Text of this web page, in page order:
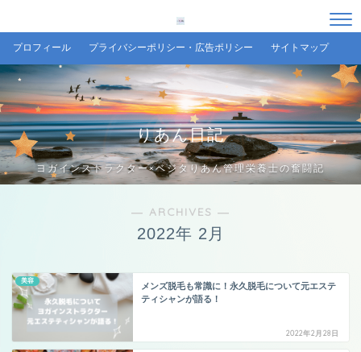
プロフィール プライバシーポリシー・広告ポリシー サイトマップ
りあん日記
ヨガインストラクター×ベジタりあん管理栄養士の奮闘記
― ARCHIVES ―
2022年 2月
美容
メンズ脱毛も常識に！永久脱毛について元エステ
ティシャンが語る！
2022年2月28日